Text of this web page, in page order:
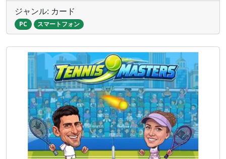
ジャンル: カード
PC スマートフォン